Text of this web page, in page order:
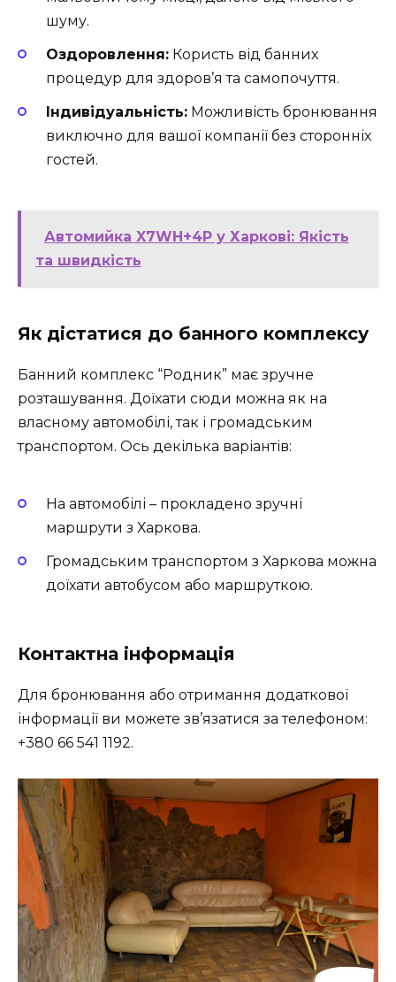
шуму.
Оздоровлення: Користь від банних
процедур для здоров’я та самопочуття.
Індивідуальність: Можливість бронювання
виключно для вашої компанії без сторонніх
гостей.
Автомийка X7WH+4P у Харкові: Якість
та швидкість
Як дістатися до банного комплексу
Банний комплекс “Родник” має зручне
розташування. Доїхати сюди можна як на
власному автомобілі, так і громадським
транспортом. Ось декілька варіантів:
На автомобілі – прокладено зручні
маршрути з Харкова.
Громадським транспортом з Харкова можна
доїхати автобусом або маршруткою.
Контактна інформація
Для бронювання або отримання додаткової
інформації ви можете зв’язатися за телефоном:
+380 66 541 1192.